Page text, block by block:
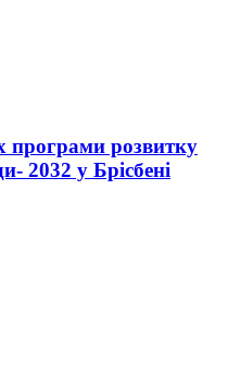
програми розвитку
2032 у Брісбені